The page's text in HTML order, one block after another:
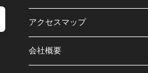
アクセスマップ
会社概要